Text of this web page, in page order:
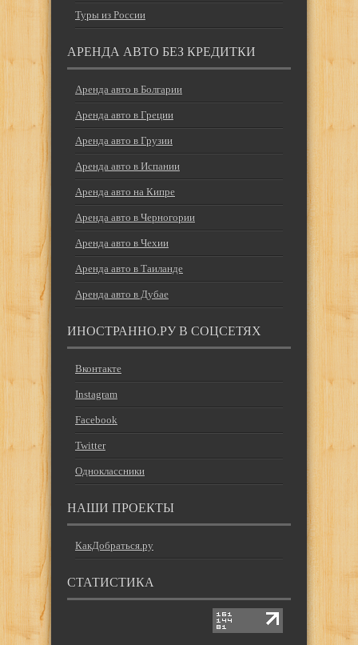
Туры из России
АРЕНДА АВТО БЕЗ КРЕДИТКИ
Аренда авто в Болгарии
Аренда авто в Греции
Аренда авто в Грузии
Аренда авто в Испании
Аренда авто на Кипре
Аренда авто в Черногории
Аренда авто в Чехии
Аренда авто в Таиланде
Аренда авто в Дубае
ИНОСТРАННО.РУ В СОЦСЕТЯХ
Вконтакте
Instagram
Facebook
Twitter
Одноклассники
НАШИ ПРОЕКТЫ
КакДобраться.ру
СТАТИСТИКА